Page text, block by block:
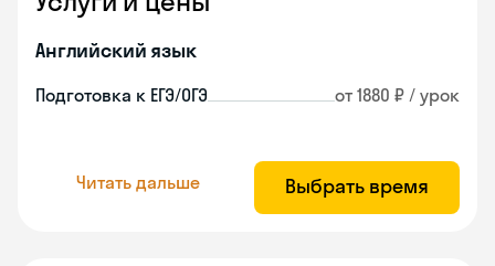
Английский язык
Подготовка к ЕГЭ/ОГЭ от 1880 ₽ / урок
Читать дальше Выбрать время